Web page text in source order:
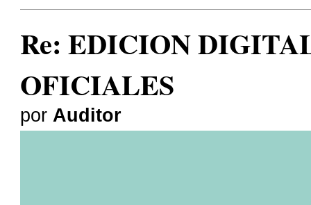
Re: EDICION
OFICIALES
por Auditor